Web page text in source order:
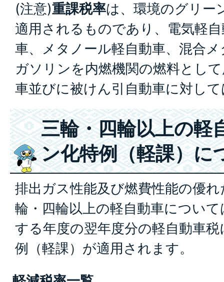
(注意)重課税率は、環境のグリー
適用されるものであり、電気軽
車、メタノール軽自動車、混合
ガソリンを内燃機関の燃料とし
車並びに被けん引自動車に対し
三輪・四輪以上の軽
ン化特例（軽課）に
排出ガス性能及び燃費性能の優
輪・四輪以上の軽自動車につい
する年度の翌年度分の軽自動車
例（軽課）が適用されます。